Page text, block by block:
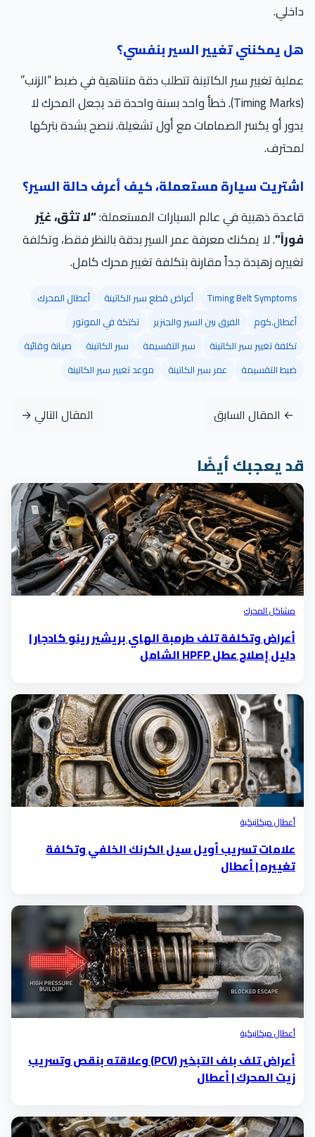
داخلي.
هل يمكنني تغيير السير بنفسي؟
عملية تغيير سير الكاتينة تتطلب دقة متناهية في ضبط “الزنب”
(Timing Marks). خطأ واحد بسنة واحدة قد يجعل المحرك لا
يدور أو يكسر الصمامات مع أول تشغيلة. ننصح بشدة بتركها
لمحترف.
اشتريت سيارة مستعملة، كيف أعرف حالة السير؟
قاعدة ذهبية في عالم السيارات المستعملة:“لا تثق، غيّر
فوراً”. لا يمكنك معرفة عمر السير بدقة بالنظر فقط، وتكلفة
تغييره زهيدة جداً مقارنة بتكلفة تغيير محرك كامل.
Timing Belt Symptoms أعراض قطع سير الكاتينة
أعطال المحرك
أعطال.كوم
الفرق بين السير والجنزير
تكتكة في الموتور
تكلفة تغيير سير الكاتينة
سير التقسيمة سير الكاتينة
صيانة وقائية
ضبط التقسيمة
عمر سير الكاتينة موعد تغيير سير الكاتينة
← المقال السابق المقال التالي →
قد يعجبك أيضًا
مشاكل المحرك
أعراض وتكلفة تلف طرمبة الهاي بريشير رينو كادجار |
دليل إصلاح عطل HPFP الشامل
أعطال ميكانيكية
علامات تسريب أويل سيل الكرنك الخلفي وتكلفة
تغييره | أعطال
أعطال ميكانيكية
أعراض تلف بلف التبخير (PCV) وعلاقته بنقص وتسريب
زيت المحرك | أعطال